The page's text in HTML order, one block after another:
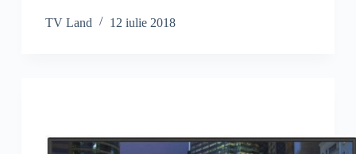
TV Land 12 iulie 2018